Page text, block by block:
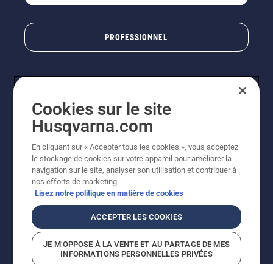
PROFESSIONNEL
© Husqvarna AB (publ). Tous droits réservés. Les prix
indiqués sont des prix de vente conseillés. Photos non
contractuelles. Tous les prix indiqués sont des prix de
disponible pour un achat direct.
Mentions légalesPolitique relative aux cookies
Conditions d'utilisation Avis de confidentialité
Égalité hommes femmesSignalement de violations présumées
Cookies sur le site
Husqvarna.com
En cliquant sur « Accepter tous les cookies », vous acceptez
le stockage de cookies sur votre appareil pour améliorer la
navigation sur le site, analyser son utilisation et contribuer à
nos efforts de marketing.
Lisez notre politique en matière de cookies
ACCEPTER LES COOKIES
JE M’OPPOSE À LA VENTE ET AU PARTAGE DE MES
INFORMATIONS PERSONNELLES PRIVÉES